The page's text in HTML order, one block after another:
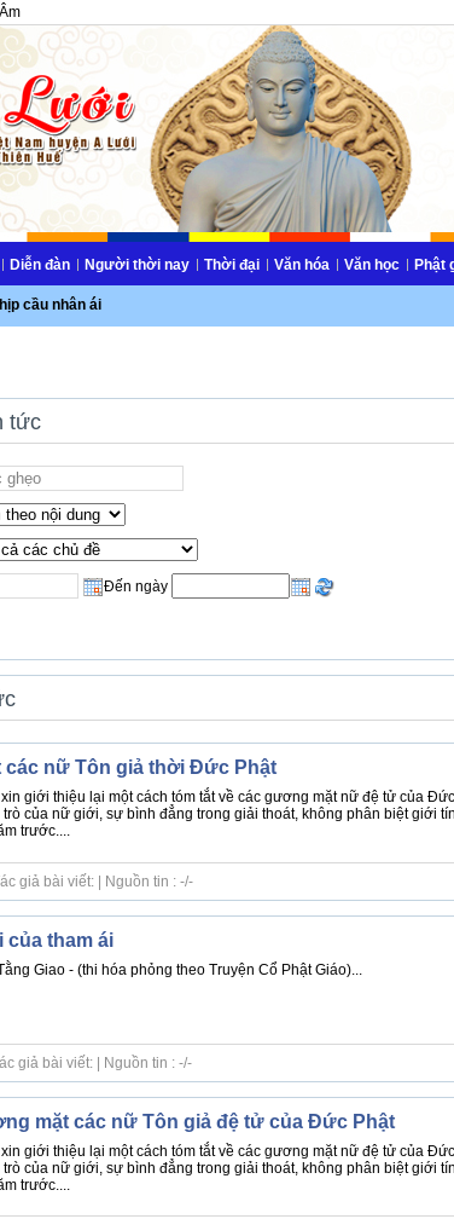
cầu nhân ái
Diễn đàn Người thời nay Thời đại Văn hóa Văn học Phật
tức
Đến ngày
các nữ Tôn giả thời Đức Phật
giới thiệu lại một cách tóm tắt về các gương mặt nữ đệ tử của
trò của nữ giới, sự bình đẳng trong giải thoát, không phân biệt giới
trước....
giả bài viết: | Nguồn tin : -/-
của tham ái
Giao - (thi hóa phỏng theo Truyện Cổ Phật Giáo)...
giả bài viết: | Nguồn tin : -/-
mặt các nữ Tôn giả đệ tử của Đức Phật
giới thiệu lại một cách tóm tắt về các gương mặt nữ đệ tử của
trò của nữ giới, sự bình đẳng trong giải thoát, không phân biệt giới
trước....